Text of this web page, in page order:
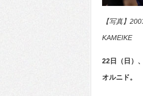
【写真】
KAMEIKE
22日（日）
オルニド。